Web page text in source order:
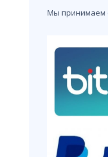
Мы принимаем